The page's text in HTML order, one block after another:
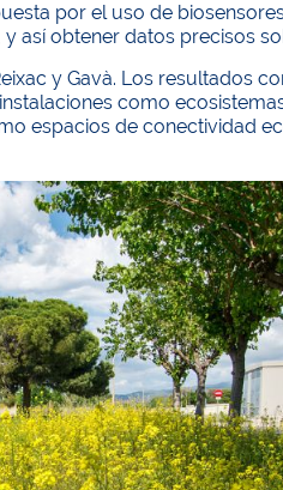
por el uso de
así obtener datos precisos
y Gavà. Los resultados
como
espacios de conectividad